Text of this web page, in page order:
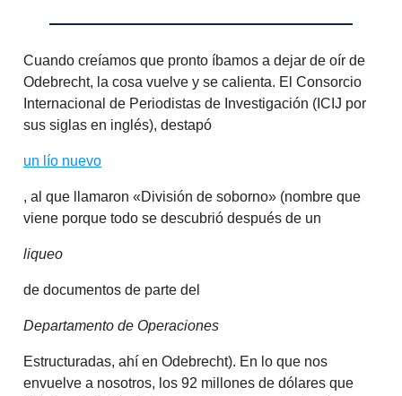
Cuando creíamos que pronto íbamos a dejar de oír de
Odebrecht, la cosa vuelve y se calienta. El Consorcio
Internacional de Periodistas de Investigación (ICIJ por
sus siglas en inglés), destapó
un lío nuevo
, al que llamaron «División de soborno» (nombre que
viene porque todo se descubrió después de un
liqueo
de documentos de parte del
Departamento de Operaciones
Estructuradas, ahí en Odebrecht). En lo que nos
envuelve a nosotros, los 92 millones de dólares que